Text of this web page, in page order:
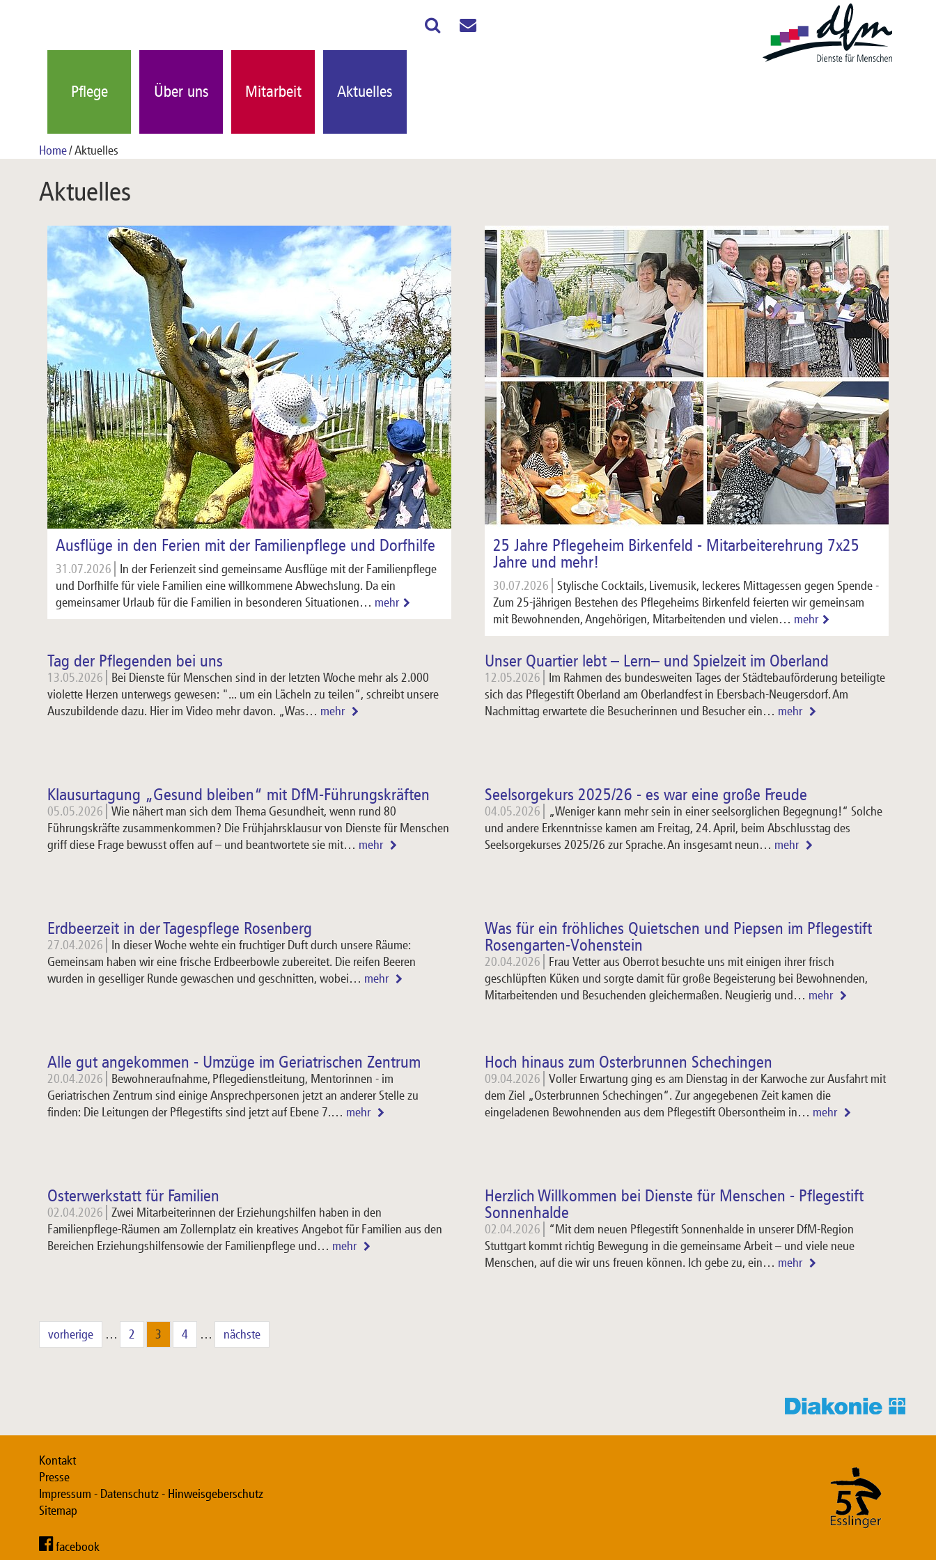
Pflege Über uns Mitarbeit Aktuelles
Home Aktuelles
Aktuelles
Ausflüge in den Ferien mit der Familienpflege und Dorfhilfe
31.07.2026
In der Ferienzeit sind gemeinsame Ausflüge mit der Familienpflege
und Dorfhilfe für viele Familien eine willkommene Abwechslung. Da ein
gemeinsamer Urlaub für die Familien in besonderen Situationen… mehr
25 Jahre Pflegeheim Birkenfeld - Mitarbeiterehrung 7x25
Jahre und mehr!
30.07.2026 Stylische Cocktails, Livemusik, leckeres Mittagessen gegen Spende -
Zum 25-jährigen Bestehen des Pflegeheims Birkenfeld feierten wir gemeinsam
mit Bewohnenden, Angehörigen, Mitarbeitenden und vielen… mehr
Tag der Pflegenden bei uns
13.05.2026
Bei Dienste für Menschen sind in der letzten Woche mehr als 2.000
violette Herzen unterwegs gewesen: "... um ein Lächeln zu teilen“, schreibt unsere
Auszubildende dazu. Hier im Video mehr davon. „Was… mehr
Unser Quartier lebt – Lern– und Spielzeit im Oberland
12.05.2026
Im Rahmen des bundesweiten Tages der Städtebauförderung beteiligte
sich das Pflegestift Oberland am Oberlandfest in Ebersbach-Neugersdorf. Am
Nachmittag erwartete die Besucherinnen und Besucher ein… mehr
Klausurtagung „Gesund bleiben“ mit DfM-Führungskräften
05.05.2026 Wie nähert man sich dem Thema Gesundheit, wenn rund 80
Führungskräfte zusammenkommen? Die Frühjahrsklausur von Dienste für Menschen
griff diese Frage bewusst offen auf – und beantwortete sie mit… mehr
Seelsorgekurs 2025/26 - es war eine große Freude
04.05.2026
„Weniger kann mehr sein in einer seelsorglichen Begegnung!“ Solche
und andere Erkenntnisse kamen am Freitag, 24. April, beim Abschlusstag des
Seelsorgekurses 2025/26 zur Sprache. An insgesamt neun… mehr
Erdbeerzeit in der Tagespflege Rosenberg
27.04.2026
In dieser Woche wehte ein fruchtiger Duft durch unsere Räume:
Gemeinsam haben wir eine frische Erdbeerbowle zubereitet. Die reifen Beeren
wurden in geselliger Runde gewaschen und geschnitten, wobei… mehr
Was für ein fröhliches Quietschen und Piepsen im Pflegestift
Rosengarten-Vohenstein
20.04.2026
Frau Vetter aus Oberrot besuchte uns mit einigen ihrer frisch
geschlüpften Küken und sorgte damit für große Begeisterung bei Bewohnenden,
Mitarbeitenden und Besuchenden gleichermaßen. Neugierig und… mehr
Alle gut angekommen - Umzüge im Geriatrischen Zentrum
20.04.2026
Bewohneraufnahme, Pflegedienstleitung, Mentorinnen - im
Geriatrischen Zentrum sind einige Ansprechpersonen jetzt an anderer Stelle zu
finden: Die Leitungen der Pflegestifts sind jetzt auf Ebene 7.… mehr
Hoch hinaus zum Osterbrunnen Schechingen
09.04.2026 Voller Erwartung ging es am Dienstag in der Karwoche zur Ausfahrt mit
dem Ziel „Osterbrunnen Schechingen“. Zur angegebenen Zeit kamen die
eingeladenen Bewohnenden aus dem Pflegestift Obersontheim in… mehr
Osterwerkstatt für Familien
02.04.2026 Zwei Mitarbeiterinnen der Erziehungshilfen haben in den
Familienpflege-Räumen am Zollernplatz ein kreatives Angebot für Familien aus den
Bereichen Erziehungshilfensowie der Familienpflege und… mehr
Herzlich Willkommen bei Dienste für Menschen - Pflegestift
Sonnenhalde
02.04.2026
“Mit dem neuen Pflegestift Sonnenhalde in unserer DfM-Region
Stuttgart kommt richtig Bewegung in die gemeinsame Arbeit – und viele neue
Menschen, auf die wir uns freuen können. Ich gebe zu, ein… mehr
vorherige … 2 3 4 … nächste
Kontakt
Presse
Impressum - Datenschutz - Hinweisgeberschutz
Sitemap
facebook